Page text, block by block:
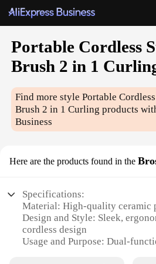
Portable Cordless
Brush 2 in 1
Find more stylePortable
Brush 2 in 1 Curling products
Business
Here are the products found in the
Specifications:
Material: High-quality ceramic
Design and Style: Sleek,
cordless design
Usage and Purpose: Dual-